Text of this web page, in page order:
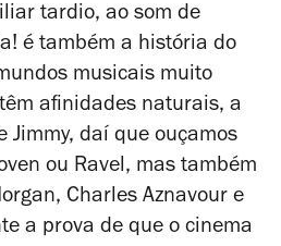
tardio, ao som de
é também a história do
musicais muito
afinidades naturais, a
Jimmy, daí que ouçamos
ou Ravel, mas também
Charles Aznavour e
a prova de que o cinema